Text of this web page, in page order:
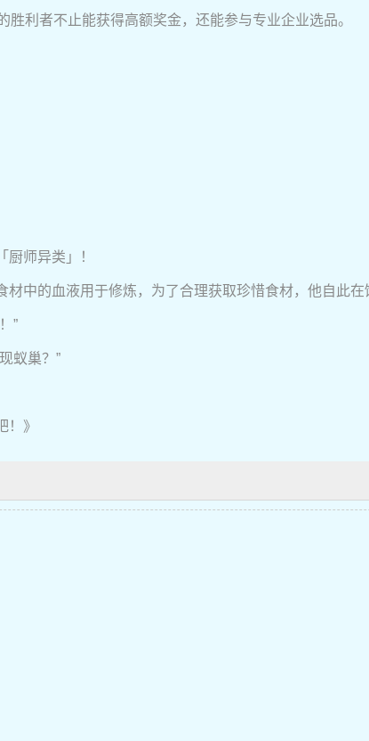
利者不止能获得高额奖金，还能参与专业企业选品。
师异类」！
中的血液用于修炼，为了合理获取珍惜食材，他自此在
”
蚁巢？”
》